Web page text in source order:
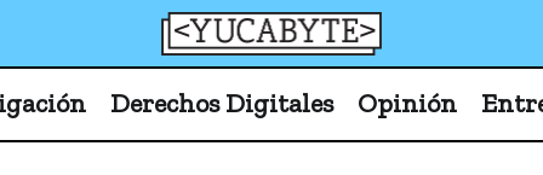
YucaByte
Derechos Digitales Opinión